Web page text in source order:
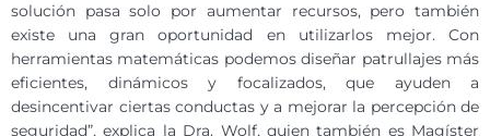
solución pasa solo por aumentar recursos, pero también
existe una gran oportunidad en utilizarlos mejor. Con
herramientas matemáticas podemos diseñar patrullajes más
eficientes, dinámicos y focalizados, que ayuden a
desincentivar ciertas conductas y a mejorar la percepción de
seguridad”, explica la Dra. Wolf, quien también es Magíster